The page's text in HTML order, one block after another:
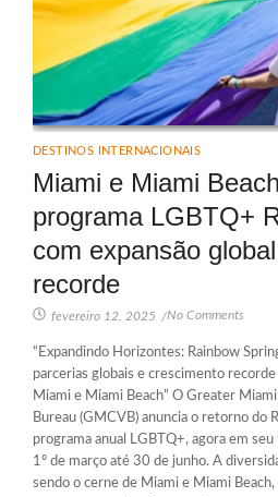
DESTINOS INTERNACIONAIS
Miami e Miami
programa LGBTQ+
com expansão
recorde
fevereiro 12, 2025 /No Comments
“Expandindo Horizontes: Rainbow
parcerias globais e crescimento
Miami e Miami Beach” O Greater
Bureau (GMCVB) anuncia o retorno do
programa anual LGBTQ+, agora em
1º de março até 30 de junho. A
sendo o cerne de Miami e Miami